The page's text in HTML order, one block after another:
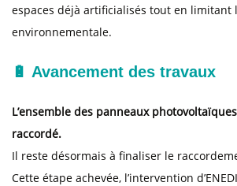
espaces déjà artificialisés tout en limitant
environnementale.
🔋 Avancement des travaux
L’ensemble des panneaux
raccordé.
Il reste désormais à finaliser le
Cette étape achevée, l’intervention